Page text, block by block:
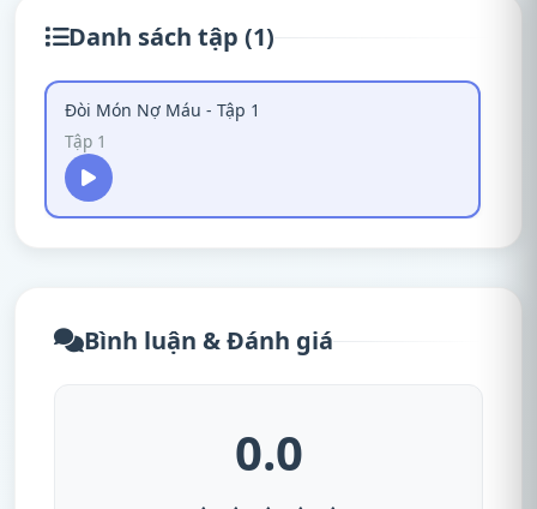
Danh sách tập (1)
Đòi Món Nợ Máu - Tập 1
Tập 1
Bình luận & Đánh giá
0.0